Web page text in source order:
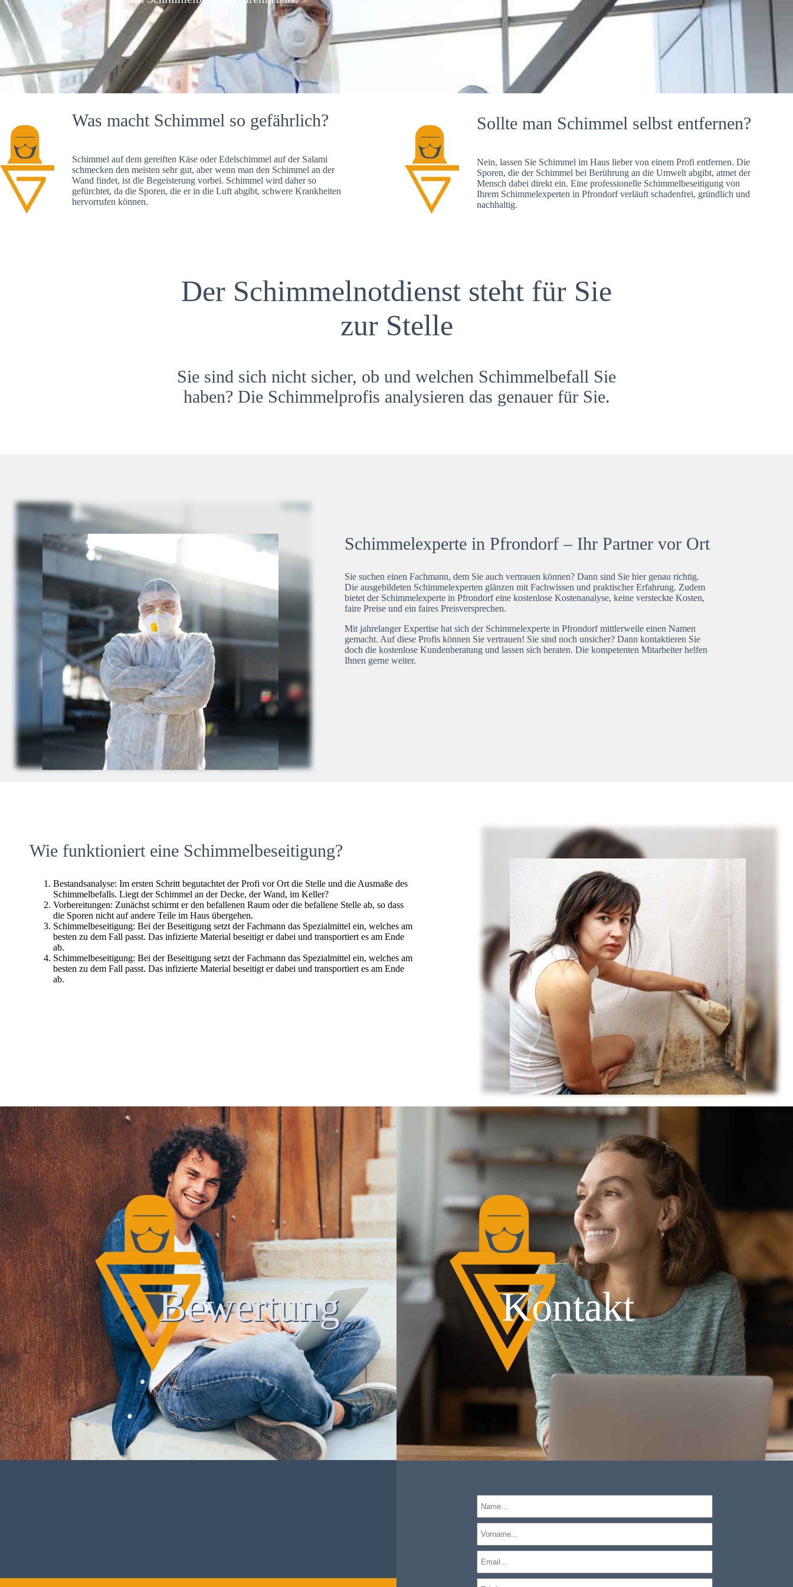
Was macht Schimmel so gefährlich?
Schimmel auf dem gereiften Käse oder Edelschimmel auf der Salami
schmecken den meisten sehr gut, aber wenn man den Schimmel an der
Wand findet, ist die Begeisterung vorbei. Schimmel wird daher so
gefürchtet, da die Sporen, die er in die Luft abgibt, schwere Krankheiten
hervorrufen können.
Sollte man Schimmel selbst entfernen?
Nein, lassen Sie Schimmel im Haus lieber von einem Profi entfernen. Die
Sporen, die der Schimmel bei Berührung an die Umwelt abgibt, atmet der
Mensch dabei direkt ein. Eine professionelle Schimmelbeseitigung von
Ihrem Schimmelexperten in Pfrondorf verläuft schadenfrei, gründlich und
nachhaltig.
Der Schimmelnotdienst steht für Sie
zur Stelle
Sie sind sich nicht sicher, ob und welchen Schimmelbefall Sie
haben? Die Schimmelprofis analysieren das genauer für Sie.
Schimmelexperte in Pfrondorf – Ihr Partner vor Ort
Sie suchen einen Fachmann, dem Sie auch vertrauen können? Dann sind Sie hier genau richtig.
Die ausgebildeten Schimmelexperten glänzen mit Fachwissen und praktischer Erfahrung. Zudem
bietet der Schimmelexperte in Pfrondorf eine kostenlose Kostenanalyse, keine versteckte Kosten,
faire Preise und ein faires Preisversprechen.
Mit jahrelanger Expertise hat sich der Schimmelexperte in Pfrondorf mittlerweile einen Namen
gemacht. Auf diese Profis können Sie vertrauen! Sie sind noch unsicher? Dann kontaktieren Sie
doch die kostenlose Kundenberatung und lassen sich beraten. Die kompetenten Mitarbeiter helfen
Ihnen gerne weiter.
Wie funktioniert eine Schimmelbeseitigung?
Bestandsanalyse: Im ersten Schritt begutachtet der Profi vor Ort die Stelle und die Ausmaße des
Schimmelbefalls. Liegt der Schimmel an der Decke, der Wand, im Keller?
Vorbereitungen: Zunächst schirmt er den befallenen Raum oder die befallene Stelle ab, so dass
die Sporen nicht auf andere Teile im Haus übergehen.
Schimmelbeseitigung: Bei der Beseitigung setzt der Fachmann das Spezialmittel ein, welches am
besten zu dem Fall passt. Das infizierte Material beseitigt er dabei und transportiert es am Ende
ab.
Schimmelbeseitigung: Bei der Beseitigung setzt der Fachmann das Spezialmittel ein, welches am
besten zu dem Fall passt. Das infizierte Material beseitigt er dabei und transportiert es am Ende
ab.
Bewertung Kontakt